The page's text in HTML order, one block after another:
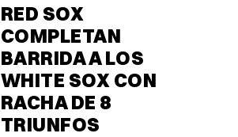
RED SOX
COMPLETAN
BARRIDA A LOS
WHITE SOX CON
RACHA DE 8
TRIUNFOS